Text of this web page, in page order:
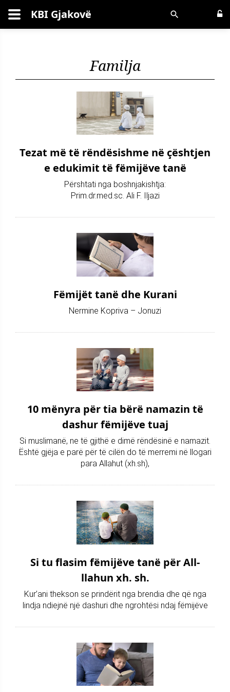
Kërko KBI Gjakovë
Familja
Tezat më të rëndësishme në çështjen
e edukimit të fëmijëve tanë
Përshtati nga boshnjakishtja:
Prim.dr.med.sc. Ali F. Iljazi
Fëmijët tanë dhe Kurani
Nermine Kopriva – Jonuzi
10 mënyra për tia bërë namazin të
dashur fëmijëve tuaj
Si muslimanë, ne të gjithë e dimë rëndësinë e namazit.
Është gjëja e parë për të cilën do të merremi në llogari
para Allahut (xh.sh),
Si tu flasim fëmijëve tanë për All-
llahun xh. sh.
Kur’ani thekson se prindërit nga brendia dhe që nga
lindja ndiejnë një dashuri dhe ngrohtësi ndaj fëmijëve